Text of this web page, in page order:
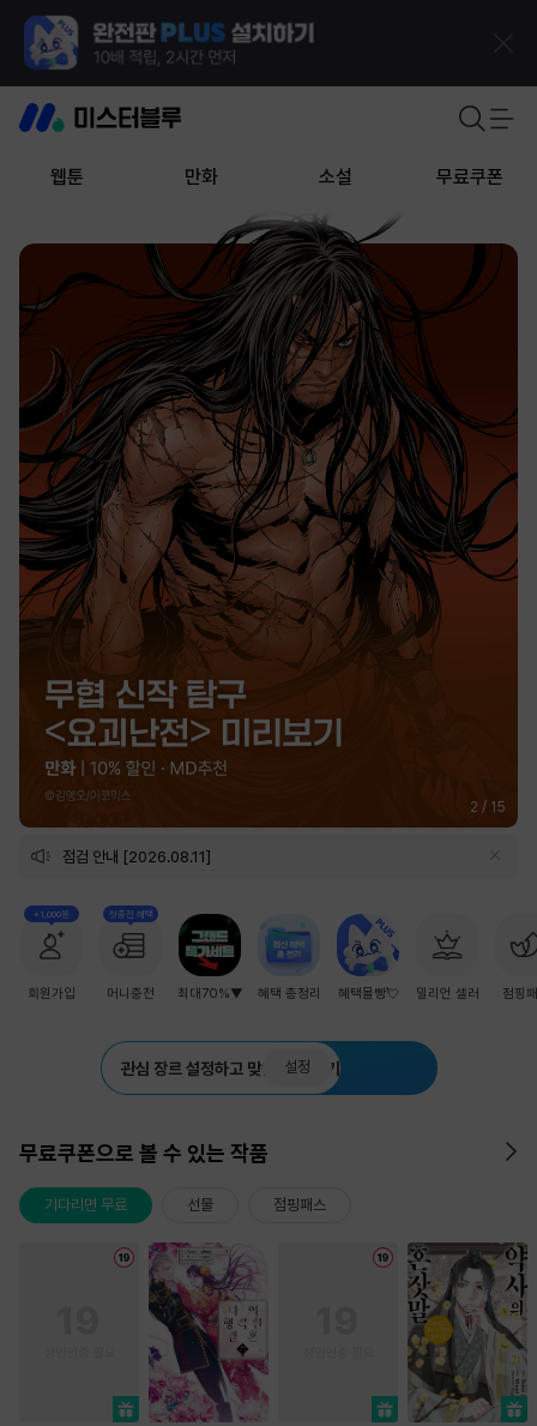
웹툰 만화 소설 무료쿠폰
2 / 15
점검 안내 [2026.08.11]
+1,000원
회원가입
첫충전 혜택
머니충전 최대70%▼ 혜택 총정리 혜택몰빵💘 밀리언 셀러 점핑
관심 장르 설정하고 맞춤 추천 받기
설정
무료쿠폰으로 볼 수 있는 작품
기다리면 무료 선물 점핑패스